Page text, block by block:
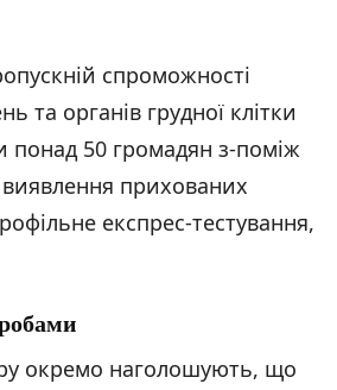
спроможності
та органів грудної клітки
50 громадян з-поміж
прихованих
експрес-тестування,
окремо наголошують, що